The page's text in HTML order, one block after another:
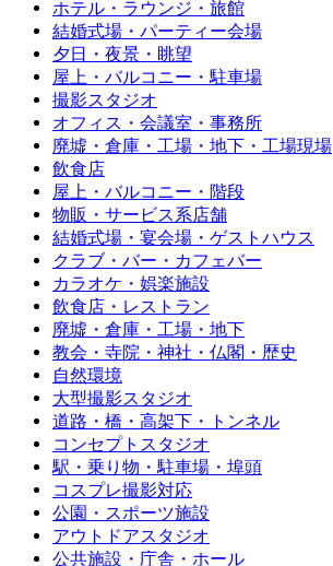
ホテル・ラウンジ・旅館
結婚式場・パーティー会場
夕日・夜景・眺望
屋上・バルコニー・駐車場
撮影スタジオ
オフィス・会議室・事務所
廃墟・倉庫・工場・地下・工場現場
飲食店
屋上・バルコニー・階段
物販・サービス系店舗
結婚式場・宴会場・ゲストハウス
クラブ・バー・カフェバー
カラオケ・娯楽施設
飲食店・レストラン
廃墟・倉庫・工場・地下
教会・寺院・神社・仏閣・歴史
自然環境
大型撮影スタジオ
道路・橋・高架下・トンネル
コンセプトスタジオ
駅・乗り物・駐車場・埠頭
コスプレ撮影対応
公園・スポーツ施設
アウトドアスタジオ
公共施設・庁舎・ホール